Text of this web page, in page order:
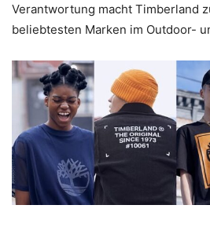
Verantwortung macht Timberland
beliebtesten Marken im Outdoor-